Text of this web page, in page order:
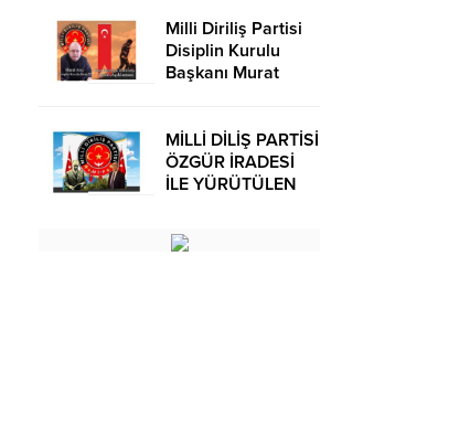
Milli Diriliş Partisi
Disiplin Kurulu
Başkanı Murat
Basın Açıklaması
MİLLİ DİLİŞ PARTİSİ
ÖZGÜR İRADESİ
İLE YÜRÜTÜLEN
OLUŞUMUDUR